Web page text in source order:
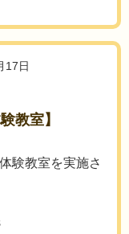
17日
教室】
験教室を実施さ